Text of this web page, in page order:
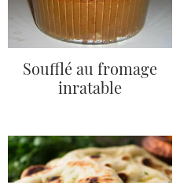
Soufflé au fromage
inratable